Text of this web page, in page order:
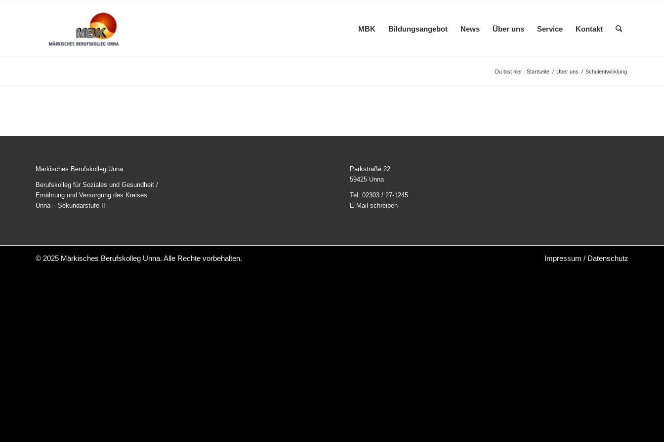
MBK Bildungsangebot News Über uns Service Kontakt
Du bist hier: Startseite / Über uns / Schulentwicklung
Märkisches Berufskolleg Unna
Berufskolleg für Soziales und Gesundheit /
Ernährung und Versorgung des Kreises
Unna – Sekundarstufe II
Parkstraße 22
59425 Unna
Tel: 02303 / 27-1245
E-Mail schreiben
© 2025 Märkisches Berufskolleg Unna. Alle Rechte vorbehalten. Impressum / Datenschutz